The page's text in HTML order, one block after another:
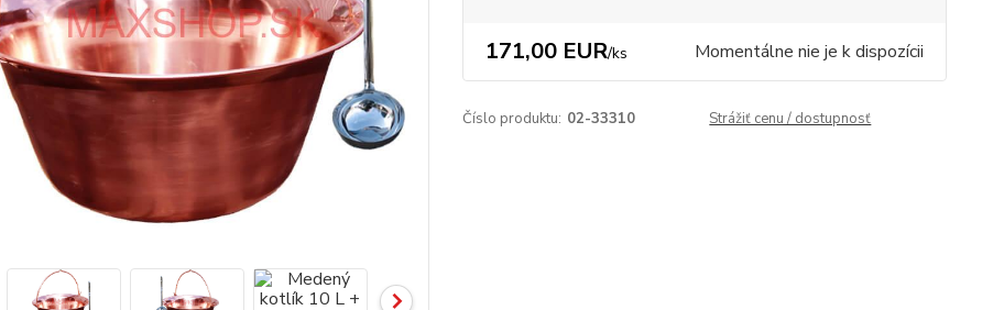
171,00 EUR/ks Momentálne nie je k dispozícii
Číslo produktu: 02-33310 Strážiť cenu / dostupnosť